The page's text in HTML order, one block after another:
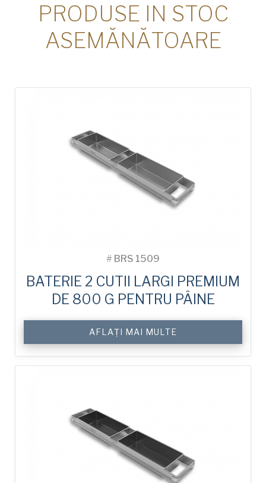
PRODUSE IN STOC
ASEMĂNĂTOARE
# BRS 1509
BATERIE 2 CUTII LARGI PREMIUM
DE 800 G PENTRU PÂINE
AFLAȚI MAI MULTE